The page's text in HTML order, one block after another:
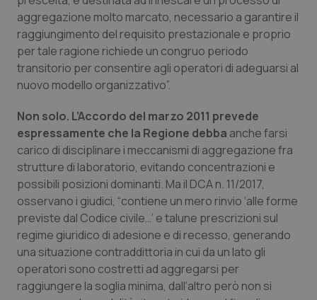
Veneto
Oncoematologia
Oncologia & Nutrizione
Psoriasi & pelle
Quotidiano Cardiologia
Quotidiano Chirurgia
Quotidiano Oncologia
Quotidiano Pediatria
Rene & patologie urogenitali
aggregazione molto marcato, necessario a garantire il
raggiungimento del requisito prestazionale e proprio
per tale ragione richiede un congruo periodo
transitorio per consentire agli operatori di adeguarsi al
nuovo modello organizzativo”.
Non solo. L’Accordo del marzo 2011 prevede
espressamente che la Regione debba anche farsi
carico di disciplinare i meccanismi di aggregazione fra
strutture di laboratorio, evitando concentrazioni e
possibili posizioni dominanti. Ma il DCA n. 11/2017,
osservano i giudici, “contiene un mero rinvio ‘alle forme
previste dal Codice civile…’ e talune prescrizioni sul
regime giuridico di adesione e di recesso, generando
una situazione contraddittoria in cui da un lato gli
operatori sono costretti ad aggregarsi per
raggiungere la soglia minima, dall’altro però non si